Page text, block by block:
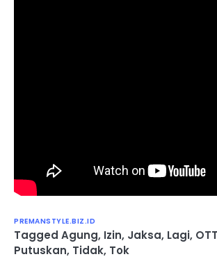
PREMANSTYLE.BIZ.ID
Tagged Agung, Izin, Jaksa, Lagi, OTT
Putuskan, Tidak, Tok